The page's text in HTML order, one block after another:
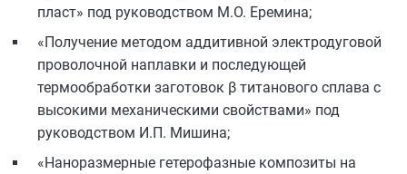
пласт» под руководством М.О. Еремина;
«Получение методом аддитивной электродуговой
проволочной наплавки и последующей
термообработки заготовок β титанового сплава с
высокими механическими свойствами» под
руководством И.П. Мишина;
«Наноразмерные гетерофазные композиты на